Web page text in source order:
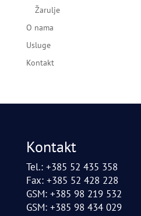
Žarulje
O nama
Usluge
Kontakt
Kontakt
Tel.: +385 52 435 358
Fax: +385 52 428 228
GSM: +385 98 219 532
GSM: +385 98 434 029